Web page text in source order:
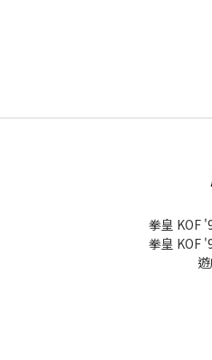
拳皇 KOF
拳皇 KOF